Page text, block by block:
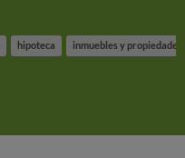
hipoteca inmuebles y propiedades